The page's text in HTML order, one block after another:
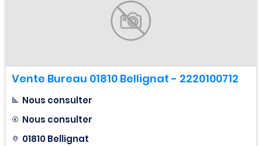
Vente Bureau 01810 Bellignat - 2220100712
Nous consulter
Nous consulter
01810 Bellignat